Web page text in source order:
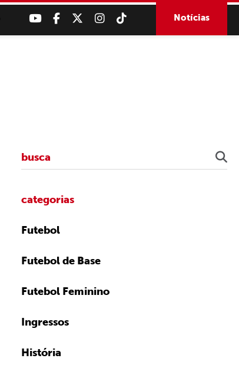
Notícias
categorias
Futebol
Futebol de Base
Futebol Feminino
Ingressos
História